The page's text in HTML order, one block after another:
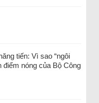
tiến: Vì sao “ngôi
điểm nóng của Bộ Công